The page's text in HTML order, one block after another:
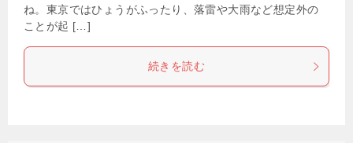
ね。東京ではひょうがふったり、落雷や大雨など想定外の
ことが起 […]
続きを読む